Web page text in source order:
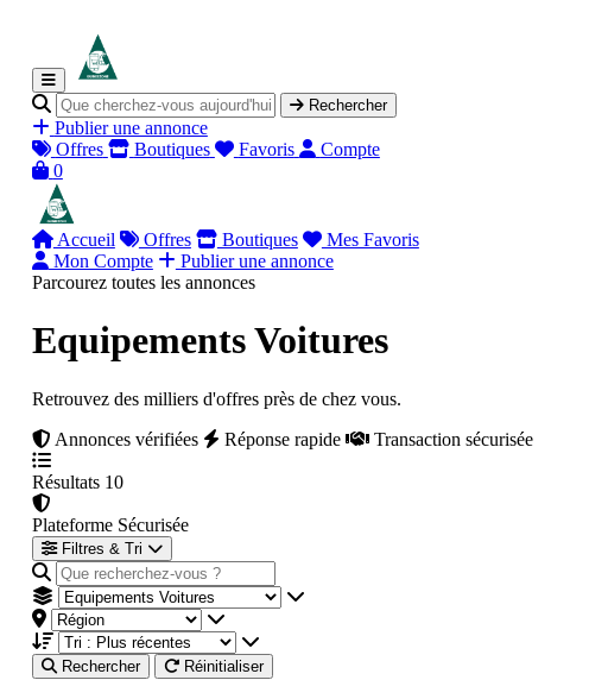
Rechercher
Publier une annonce
Offres
Boutiques Favoris
Compte
0
Accueil Offres Boutiques
Mes Favoris
Mon Compte
Publier une annonce
Parcourez toutes les annonces
Equipements Voitures
Retrouvez des milliers d'offres près de chez vous.
Annonces vérifiées
Réponse rapide Transaction sécurisée
Résultats 10
Plateforme Sécurisée
Filtres & Tri
Rechercher Réinitialiser